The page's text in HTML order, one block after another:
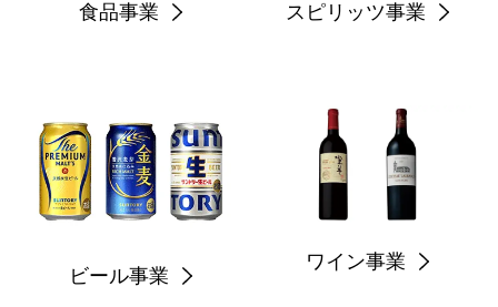
食品事業 スピリッツ事業
ビール事業
ワイン事業